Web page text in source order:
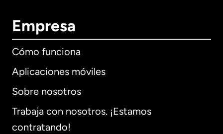
Empresa
Cómo funciona
Aplicaciones móviles
Sobre nosotros
Trabaja con nosotros. ¡Estamos
contratando!